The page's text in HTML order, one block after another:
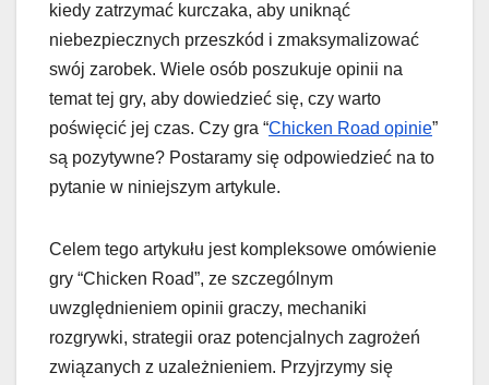
kiedy zatrzymać kurczaka, aby uniknąć
niebezpiecznych przeszkód i zmaksymalizować
swój zarobek. Wiele osób poszukuje opinii na
temat tej gry, aby dowiedzieć się, czy warto
poświęcić jej czas. Czy gra “Chicken Road opinie”
są pozytywne? Postaramy się odpowiedzieć na to
pytanie w niniejszym artykule.
Celem tego artykułu jest kompleksowe omówienie
gry “Chicken Road”, ze szczególnym
uwzględnieniem opinii graczy, mechaniki
rozgrywki, strategii oraz potencjalnych zagrożeń
związanych z uzależnieniem. Przyjrzymy się